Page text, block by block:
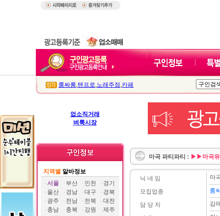
룸싸롱,텐프로,노래주점 ,카페
업소직거래
벼룩시장
지역별 알바정보
서울
부산 인천
경기
울산
경남 대구
경북
광주
전남 전북
대전
충남
충북 강원
제주
마곡 파티파티 : ▶▶마곡유
닉 네 임
모집업종
담 당 자
마
룸
김